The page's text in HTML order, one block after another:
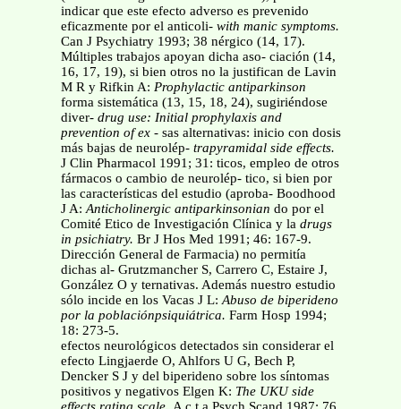
indicar que este efecto adverso es prevenido
eficazmente por el anticoli- with manic symptoms.
Can J Psychiatry 1993; 38 nérgico (14, 17).
Múltiples trabajos apoyan dicha aso- ciación (14,
16, 17, 19), si bien otros no la justifican de Lavin
M R y Rifkin A: Prophylactic antiparkinson
forma sistemática (13, 15, 18, 24), sugiriéndose
diver- drug use: Initial prophylaxis and
prevention of ex -sas alternativas: inicio con dosis
más bajas de neurolép- trapyramidal side effects.
J Clin Pharmacol 1991; 31: ticos, empleo de otros
fármacos o cambio de neurolép- tico, si bien por
las características del estudio (aproba- Boodhood
J A:Anticholinergic antiparkinsonian do por el
Comité Etico de Investigación Clínica y la drugs
in psichiatry. Br J Hos Med 1991; 46: 167-9.
Dirección General de Farmacia) no permitía
dichas al- Grutzmancher S, Carrero C, Estaire J,
González O y ternativas. Además nuestro estudio
sólo incide en los Vacas J L:Abuso de biperideno
por la poblaciónpsiquiátrica. Farm Hosp 1994;
18: 273-5.
efectos neurológicos detectados sin considerar el
efecto Lingjaerde O, Ahlfors U G, Bech P,
Dencker S J y del biperideno sobre los síntomas
positivos y negativos Elgen K: The UKU side